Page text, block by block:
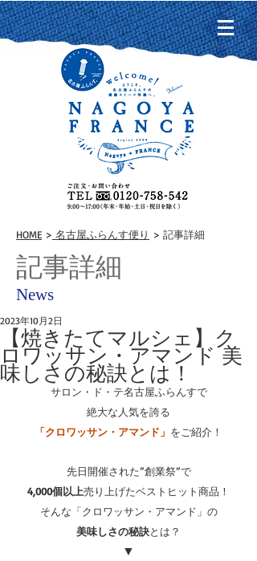
HOME > 名古屋ふらんす便り > 記事詳細
記事詳細
News
【焼きたてマルシェ】ク
ロワッサン・アマンド 美
味しさの秘訣とは！
2023年10月2日
サロン・ド・テ名古屋ふらんすで
絶大な人気を誇る
「クロワッサン・アマンド」 をご紹介！
先日開催された”創業祭”で
4,000個以上売り上げたベストヒット商品！
そんな「クロワッサン・アマンド」の
美味しさの秘訣とは？
▼